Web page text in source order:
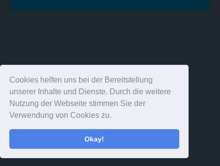
Cookies helfen uns bei der Bereitstellung
unserer Inhalte und Dienste. Durch die weitere
Nutzung der Webseite stimmen Sie der
Verwendung von Cookies zu.
Okay!